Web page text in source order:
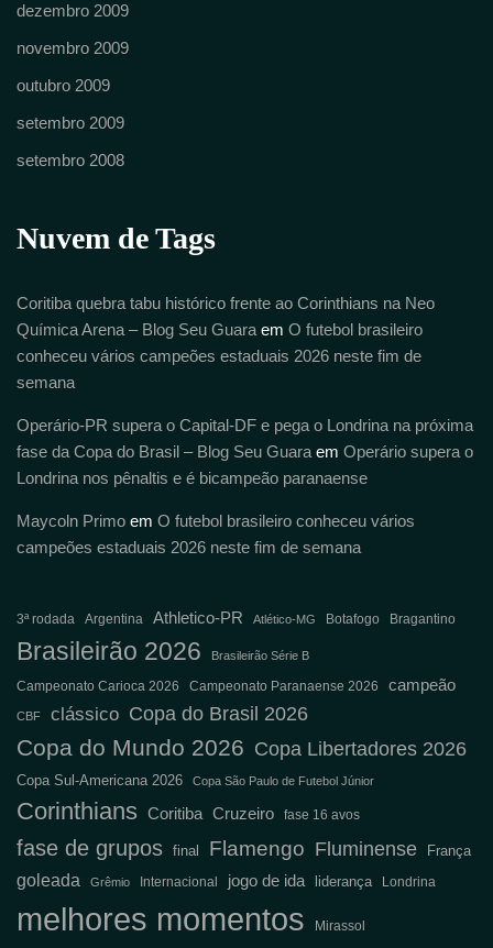
dezembro 2009
novembro 2009
outubro 2009
setembro 2009
setembro 2008
Nuvem de Tags
Coritiba quebra tabu histórico frente ao Corinthians na Neo
Química Arena – Blog Seu Guara em O futebol brasileiro
conheceu vários campeões estaduais 2026 neste fim de
semana
Operário-PR supera o Capital-DF e pega o Londrina na próxima
fase da Copa do Brasil – Blog Seu Guara em Operário supera o
Londrina nos pênaltis e é bicampeão paranaense
Maycoln Primo em O futebol brasileiro conheceu vários
campeões estaduais 2026 neste fim de semana
3ª rodada Argentina Athletico-PR Atlético-MG Botafogo Bragantino
Brasileirão 2026 Brasileirão Série B
Campeonato Carioca 2026 Campeonato Paranaense 2026 campeão
CBF clássico Copa do Brasil 2026
Copa do Mundo 2026 Copa Libertadores 2026
Copa Sul-Americana 2026 Copa São Paulo de Futebol Júnior
Corinthians Coritiba Cruzeiro fase 16 avos
fase de grupos final Flamengo Fluminense França
goleada Grêmio Internacional jogo de ida liderança Londrina
melhores momentos Mirassol